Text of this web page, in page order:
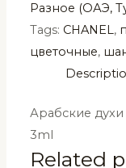
Разное (ОАЭ,
Tags: CHANEL,
цветочные,
Арабские
3ml
Related